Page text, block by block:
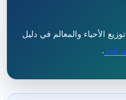
الأحياء والمعالم في دليل
ليدز .